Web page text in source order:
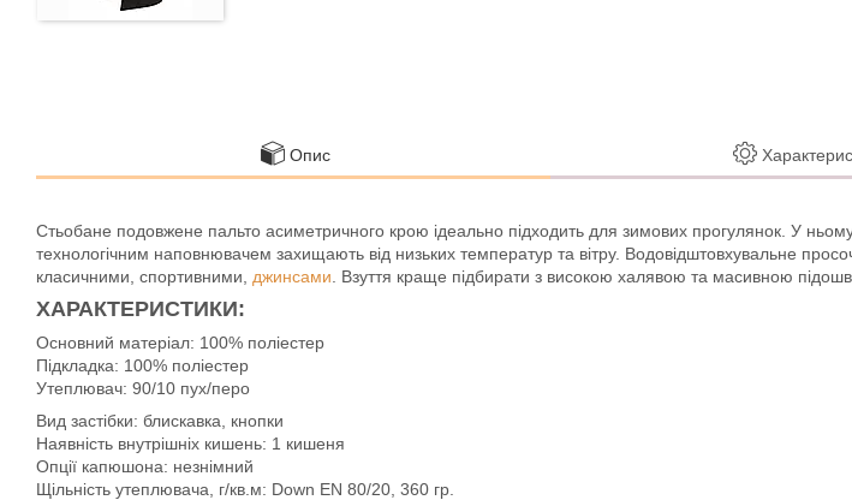
Опис
Стьобане подовжене пальто асиметричного крою ідеально підходить для зимових прогулянок. У
технологічним наповнювачем захищають від низьких температур та вітру. Водовідштовхувальне
класичними, спортивними, джинсами . Взуття краще підбирати з високою халявою та масивною
ХАРАКТЕРИСТИКИ:
Основний матеріал: 100% поліестер
Підкладка: 100% поліестер
Утеплювач: 90/10 пух/перо
Вид застібки: блискавка, кнопки
Наявність внутрішніх кишень: 1 кишеня
Опції капюшона: незнімний
Щільність утеплювача, г/кв.м: Down EN 80/20, 360 гр.